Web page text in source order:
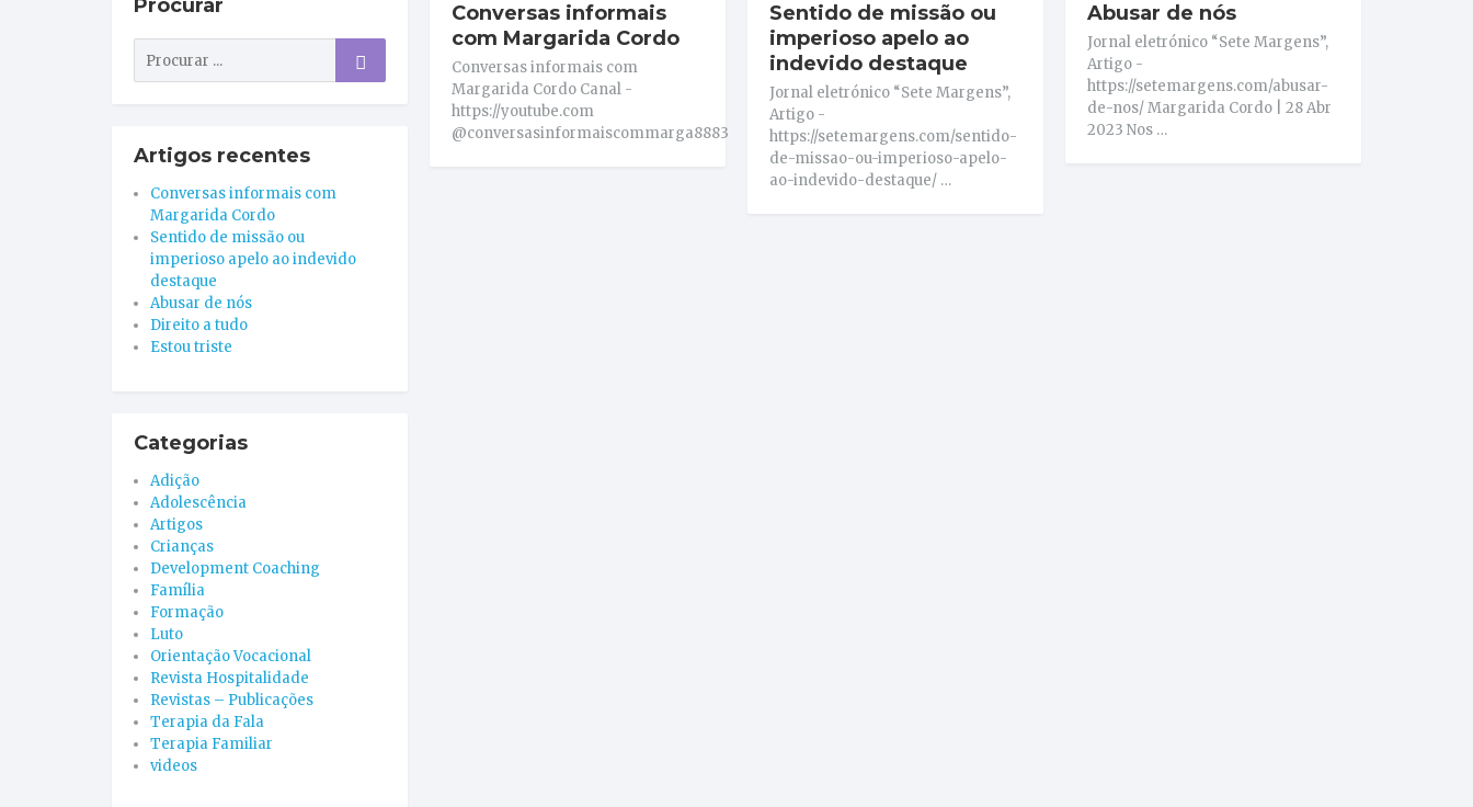
Conversas informais
com Margarida Cordo
Conversas informais com
Margarida Cordo Canal -
https://youtube.com
@conversasinformaiscommarga8883
Sentido de missão ou
imperioso apelo ao
indevido destaque
Jornal eletrónico “Sete Margens”,
Artigo -
https://setemargens.com/sentido-
de-missao-ou-imperioso-apelo-
ao-indevido-destaque/ …
Abusar de nós
Jornal eletrónico “Sete Margens”,
Artigo -
https://setemargens.com/abusar-
de-nos/ Margarida Cordo | 28 Abr
2023 Nos …
Procurar
Artigos recentes
Conversas informais com
Margarida Cordo
Sentido de missão ou
imperioso apelo ao indevido
destaque
Abusar de nós
Direito a tudo
Estou triste
Categorias
Adição
Adolescência
Artigos
Crianças
Development Coaching
Família
Formação
Luto
Orientação Vocacional
Revista Hospitalidade
Revistas – Publicações
Terapia da Fala
Terapia Familiar
videos